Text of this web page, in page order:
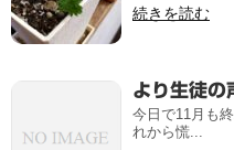
続きを読む
より生徒の
今日で11月も
れから慌...